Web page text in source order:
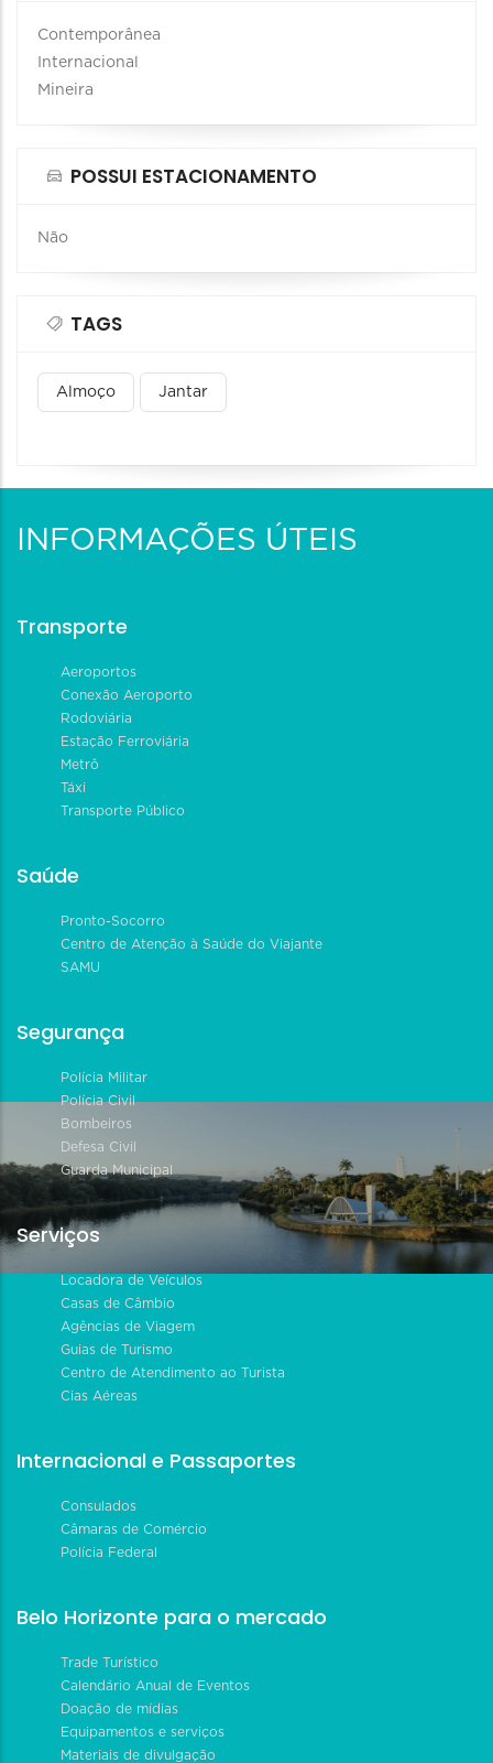
Contemporânea
Internacional
Mineira
POSSUI ESTACIONAMENTO
Não
TAGS
Almoço Jantar
INFORMAÇÕES ÚTEIS
Transporte
Aeroportos
Conexão Aeroporto
Rodoviária
Estação Ferroviária
Metrô
Táxi
Transporte Público
Saúde
Pronto-Socorro
Centro de Atenção à Saúde do Viajante
SAMU
Segurança
Polícia Militar
Polícia Civil
Bombeiros
Defesa Civil
Guarda Municipal
Serviços
Locadora de Veículos
Casas de Câmbio
Agências de Viagem
Guias de Turismo
Centro de Atendimento ao Turista
Cias Aéreas
Internacional e Passaportes
Consulados
Câmaras de Comércio
Polícia Federal
Belo Horizonte para o mercado
Trade Turístico
Calendário Anual de Eventos
Doação de mídias
Equipamentos e serviços
Materiais de divulgação